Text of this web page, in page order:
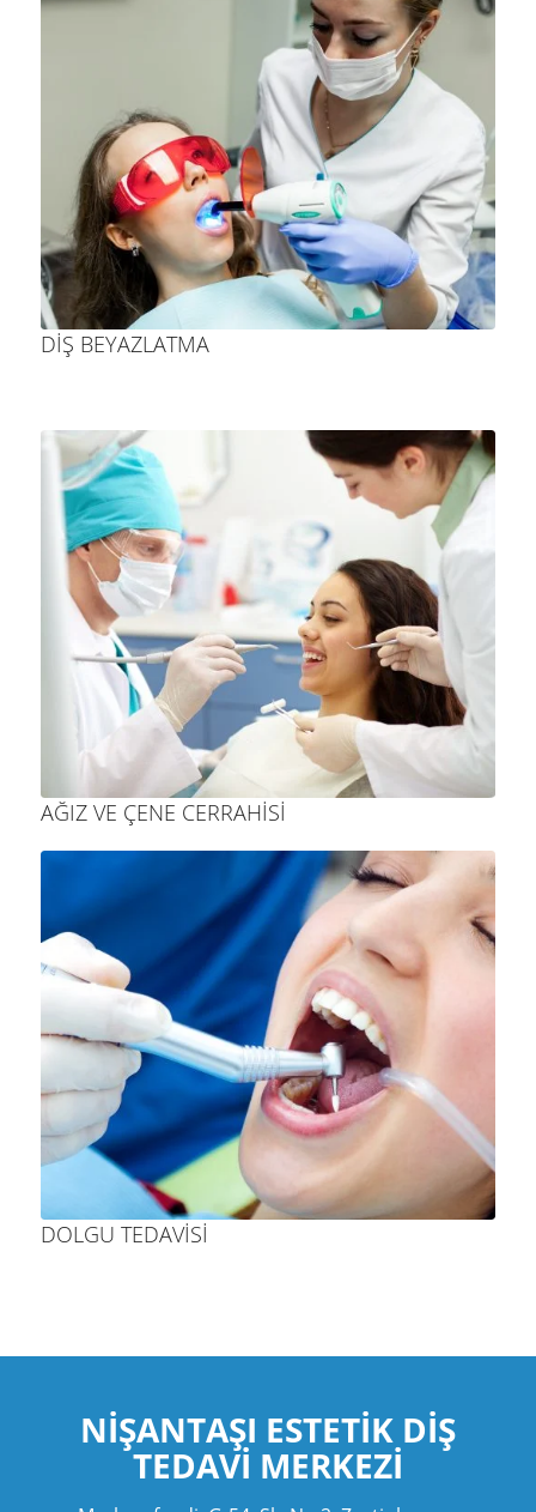
DIŞ BEYAZLATMA
AĞIZ VE ÇENE CERRAHISI
DOLGU TEDAVISI
NIŞANTAŞI ESTETIK DIŞ
TEDAVI MERKEZI